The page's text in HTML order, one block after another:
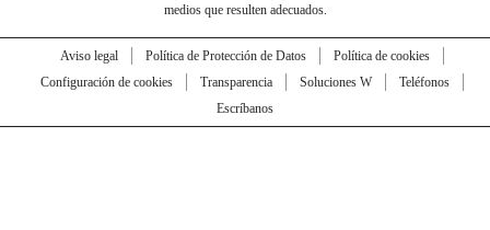
medios que resulten adecuados.
Aviso legal Política de Protección de Datos
Política de cookies
Configuración de cookies
Transparencia Soluciones W
Teléfonos
Escríbanos